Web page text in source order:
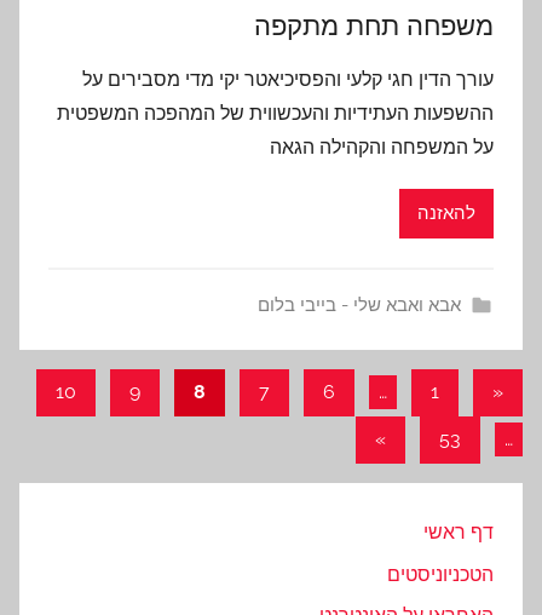
משפחה תחת מתקפה
עורך הדין חגי קלעי והפסיכיאטר יקי מדי מסבירים על
ההשפעות העתידיות והעכשווית של המהפכה המשפטית
על המשפחה והקהילה הגאה
להאזנה
אבא ואבא שלי - בייבי בלום
ניווט
«
Previous
1
…
6
7
8
9
10
…
53
Next
»
דף ראשי
הטכניוניסטים